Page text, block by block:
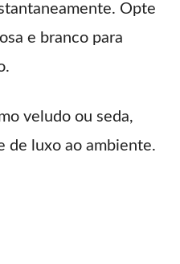
Opte
e branco para
veludo ou seda,
de luxo ao ambiente.